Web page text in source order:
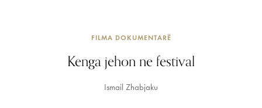
FILMA DOKUMENTARË
Kenga jehon ne festival
Ismail Zhabjaku